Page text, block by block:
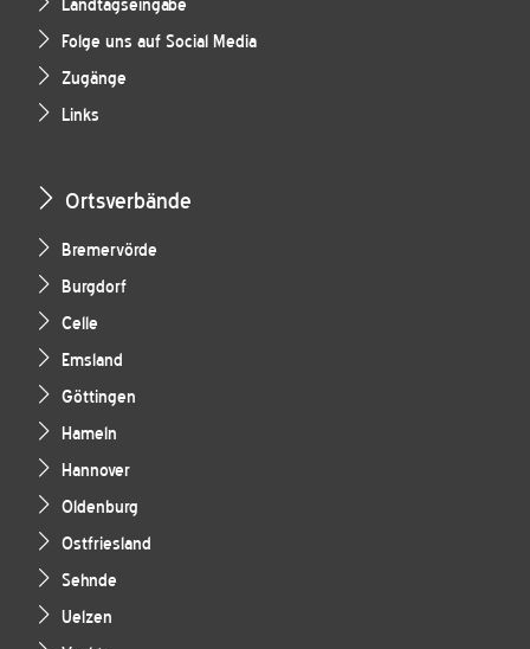
Landtagseingabe
Folge uns auf Social Media
Zugänge
Links
Ortsverbände
Bremervörde
Burgdorf
Celle
Emsland
Göttingen
Hameln
Hannover
Oldenburg
Ostfriesland
Sehnde
Uelzen